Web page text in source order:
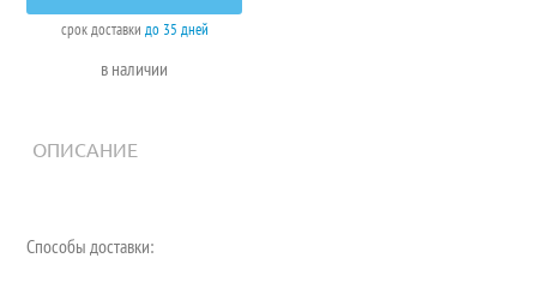
срок доставки до 35 дней
в наличии
ОПИСАНИЕ
Способы доставки: